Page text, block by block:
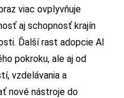
viac ovplyvňuje
aj schopnosť krajín
Ďalší rast adopcie AI
pokroku, ale aj od
vzdelávania a
nové nástroje do